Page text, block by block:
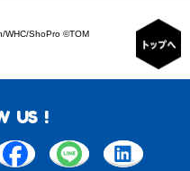
WHC/ShoPro ©TOM
US !